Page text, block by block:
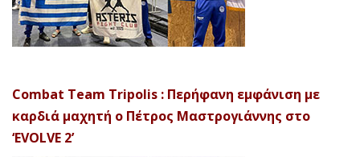
Combat Team Tripolis : Περήφανη εμφάνιση με
καρδιά μαχητή ο Πέτρος Μαστρογιάννης στο
‘EVOLVE 2’